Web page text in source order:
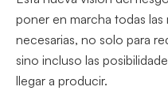
poner en marcha todas las
necesarias, no solo para
sino incluso las
llegar a producir.